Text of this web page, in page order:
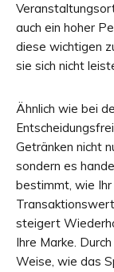
auch ein hoher
diese wichtigen
sie sich nicht
Ähnlich wie bei
Getränken nicht
sondern es
bestimmt, wie Ihr
steigert
Ihre Marke.
Weise, wie das